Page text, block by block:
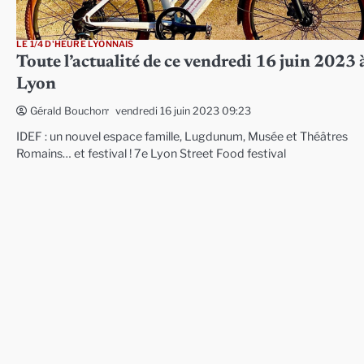
LE 1/4 D'HEURE LYONNAIS
Toute l’actualité de ce vendredi 16 juin 2023
Lyon
Gérald Bouchon vendredi 16 juin 2023 09:23
IDEF : un nouvel espace famille, Lugdunum, Musée et Théâtres
Romains… et festival ! 7e Lyon Street Food festival